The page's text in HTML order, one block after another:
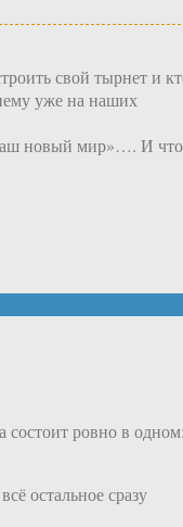
свой тырнет и
уже на наших
новый мир»…. И что
ровно в
остальное сразу